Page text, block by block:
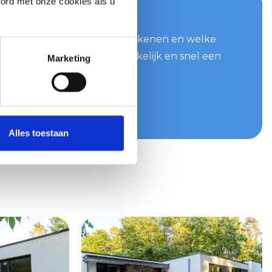
Marketing
Alles toestaan
we voor jou kunnen betekenen en welke
zijn? Vraag dan makkelijk en snel een
snel van ons!